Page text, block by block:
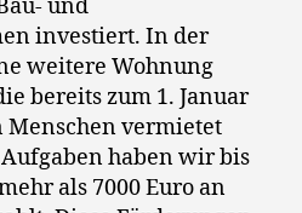
und
investiert. In der
weitere Wohnung
bereits zum 1. Januar
vermietet
haben wir bis
als 7000 Euro an